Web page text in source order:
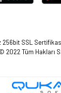
256bit SSL
2022 Tüm Hakları